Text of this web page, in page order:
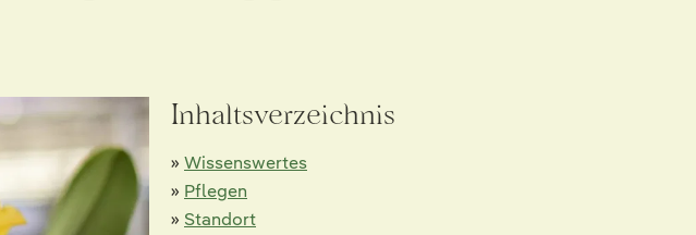
Inhaltsverzeichnis
» Wissenswertes
» Pflegen
» Standort